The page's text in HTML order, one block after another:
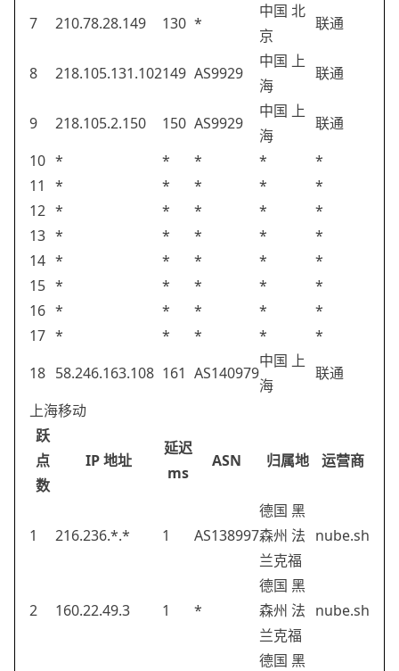
7 210.78.28.149 130 *
中国 北
京
联通
8 218.105.131.102149 AS9929
中国 上
海
联通
9 218.105.2.150 150 AS9929
中国 上
海
联通
10 * * * *
*
11
* * * *
*
12 * * * *
*
13 * * * *
*
14 * * * *
*
15 * * * *
*
16 * * * *
*
17 * * * *
*
18 58.246.163.108 161 AS140979
中国 上
海
联通
上海移动
跃
点
数
IP 地址
延迟
ms
ASN 归属地 运营商
1 216.236.*.* 1 AS138997
德国 黑
森州 法
兰克福
nube.sh
2 160.22.49.3 1 *
德国 黑
森州 法
兰克福
nube.sh
德国 黑